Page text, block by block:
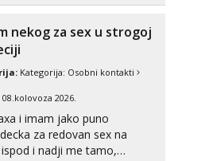
vidjeti na videopozivu. 😉 S vama sam vec 5 ...
nekog za sex u strogoj
Kategorija: Osobni kontakti
08.kolovoza 2026.
i imam jako puno
za redovan sex na